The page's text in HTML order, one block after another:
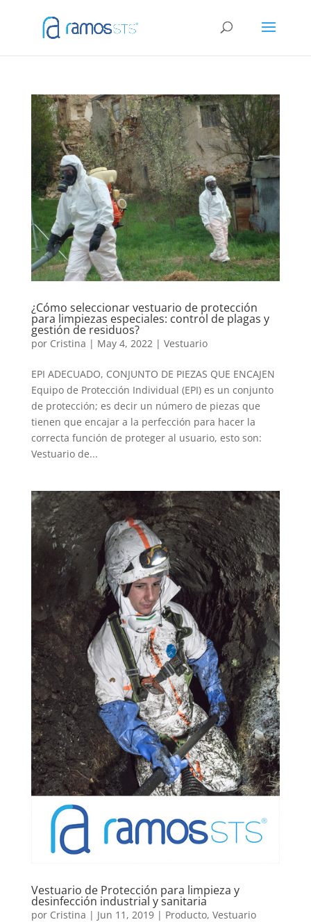
¿Cómo seleccionar vestuario de protección
para limpiezas especiales: control de plagas y
gestión de residuos?
por Cristina | May 4, 2022 | Vestuario
EPI ADECUADO, CONJUNTO DE PIEZAS QUE ENCAJEN
Equipo de Protección Individual (EPI) es un conjunto
de protección; es decir un número de piezas que
tienen que encajar a la perfección para hacer la
correcta función de proteger al usuario, esto son:
Vestuario de...
Vestuario de Protección para limpieza y
desinfección industrial y sanitaria
por Cristina | Jun 11, 2019| Producto, Vestuario